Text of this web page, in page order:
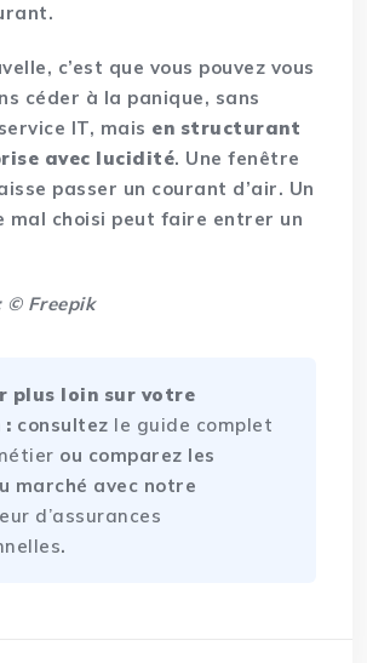
c’est que vous pouvez vous
céder à la panique, sans
IT, mais en structurant
avec lucidité. Une fenêtre
passer un courant d’air. Un
mal choisi peut faire entrer un
© Freepik
plus loin sur votre
: consultez le guide complet
ou comparez les
marché avec notre
d’assurances
.